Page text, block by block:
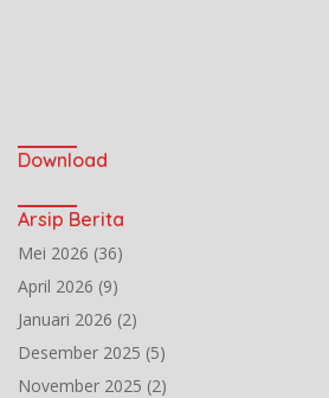
Download
Arsip Berita
Mei 2026 (36)
April 2026 (9)
Januari 2026 (2)
Desember 2025 (5)
November 2025 (2)